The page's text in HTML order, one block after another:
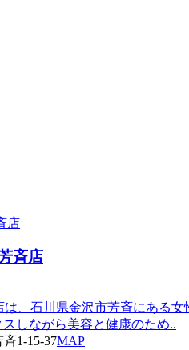
斉店
、石川県金沢市芳斉にある
しながら美容と健康のため..
1-15-37MAP